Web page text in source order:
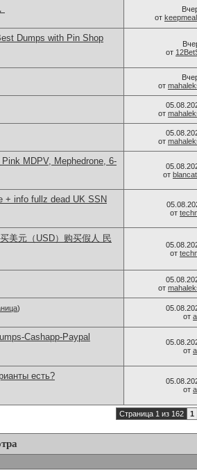
от
Dumps with Pin Shop
от
от
от
от
MDPV, Mephedrone, 6-
от
+ info fullz dead UK SSN
от
美元（USD）购买假人 民
от
от
)
от
Cashapp-Paypal
от
есть?
от
Страница 1 из 162 1